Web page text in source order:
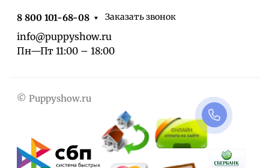
8 800 101-68-08 Заказать звонок
info@puppyshow.ru
Пн—Пт 11:00 – 18:00
© Puppyshow.ru